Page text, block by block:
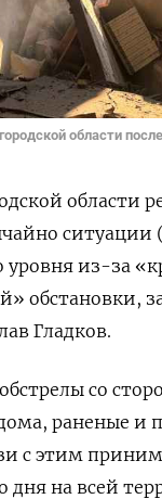
области
области
ситуации
уровня из-за
обстановки,
Гладков.
со
раненые и
с этим
дня на всей